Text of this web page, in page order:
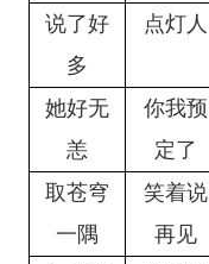
说了好
多
点灯人
她好无
恙
你我预
定了
取苍穹
一隅
笑着说
再见